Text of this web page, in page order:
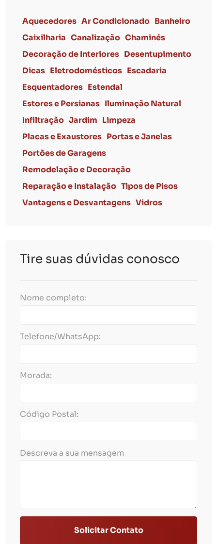
Aquecedores Ar Condicionado Banheiro
Caixilharia Canalização Chaminés
Decoração de Interiores Desentupimento
Dicas Eletrodomésticos Escadaria
Esquentadores Estendal
Estores e Persianas Iluminação Natural
Infiltração Jardim Limpeza
Placas e Exaustores Portas e Janelas
Portões de Garagens
Remodelação e Decoração
Reparação e Instalação Tipos de Pisos
Vantagens e Desvantagens Vidros
Tire suas dúvidas conosco
Nome completo:
Telefone/WhatsApp:
Morada:
Código Postal:
Descreva a sua mensagem
Solicitar Contato